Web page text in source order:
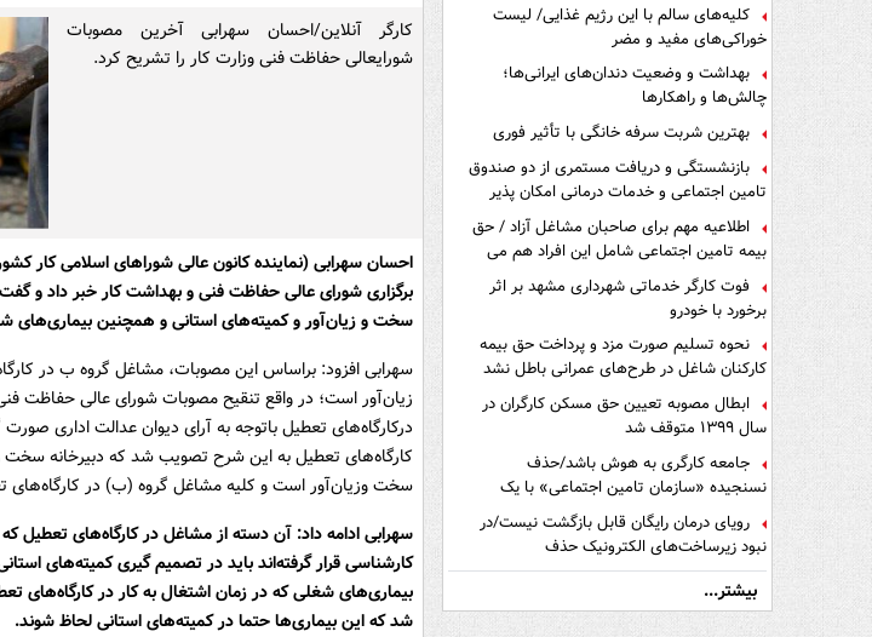
کلیه‌های سالم با این رژیم غذایی/ لیست
خوراکی‌های مفید و مضر
بهداشت و وضعیت دندان‌های ایرانی‌ها؛
چالش‌ها و راهکارها
بهترین شربت سرفه خانگی با تأثیر فوری
بازنشستگی و دریافت مستمری از دو صندوق
تامین اجتماعی و خدمات درمانی امکان پذیر
است ؟
اطلاعیه مهم برای صاحبان مشاغل آزاد / حق
بیمه تامین اجتماعی شامل این افراد هم می
شودفوت کارگر خدماتی شهرداری مشهد بر اثر
برخورد با خودرو
نحوه تسلیم صورت مزد و پرداخت حق بیمه
کارکنان شاغل در طرح‌های عمرانی باطل نشد
ابطال مصوبه تعیین حق مسکن کارگران در
سال ۱۳۹۹ متوقف شد
جامعه کارگری به هوش باشد/حذف
نسنجیده «سازمان تامین اجتماعی» با یک
تفاهم نامه!
رویای درمان رایگان قابل بازگشت نیست/در
نبود زیرساخت‌های الکترونیک حذف
دفترچه‌های بیمه اشتباه مضاعف است
بیشتر...
کارگر آنلاین/احسان سهرابی آخرین مصوبات
شورایعالی حفاظت فنی وزارت کار را تشریح کرد.
احسان سهرابی (نماینده کانون عالی شوراهای اسلامی کار
برگزاری شورای عالی حفاظت فنی و بهداشت کار خبر داد و
سخت و زیان‌آور و کمیته‌های استانی و همچنین بیماری‌های
سهرابی افزود: براساس این مصوبات، مشاغل گروه ب در
زیان‌آور است؛ در واقع تنقیح مصوبات شورای عالی
درکارگاه‌های تعطیل باتوجه به آرای دیوان عدالت اداری
کارگاه‌های تعطیل به این شرح تصویب شد که دبیرخانه سخت
سخت وزیان‌آور است و کلیه مشاغل گروه (ب) در کارگاه‌های
سهرابی ادامه داد: آن دسته از مشاغل در کارگاه‌های تعطیل که
کارشناسی قرار گرفته‌اند باید در تصمیم گیری کمیته‌های
بیماری‌های شغلی که در زمان اشتغال به کار در کارگاه‌های
شد که این بیماری‌ها حتما در کمیته‌های استانی لحاظ شوند.